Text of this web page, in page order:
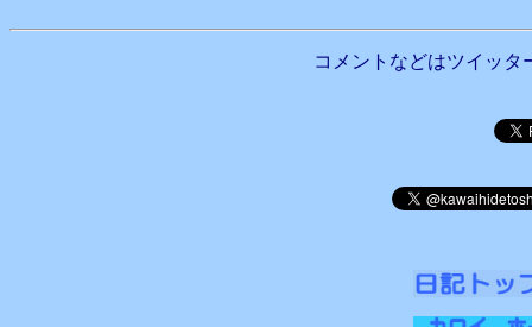
コメントなどはツイッタ